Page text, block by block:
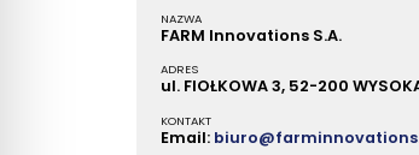
NAZWA
FARM Innovations S.A.
ADRES
ul. FIOŁKOWA 3, 52-200
KONTAKT
Email: